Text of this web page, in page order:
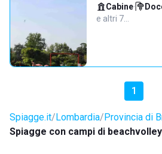
Cabine·
e altri 7…
1
Spiagge.it Lombardia Provincia di
Spiagge con campi di